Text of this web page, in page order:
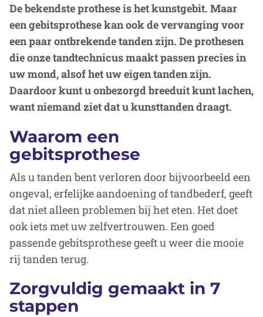
De bekendste prothese is het kunstgebit. Maar
een gebitsprothese kan ook de vervanging voor
een paar ontbrekende tanden zijn. De prothesen
die onze tandtechnicus maakt passen precies in
uw mond, alsof het uw eigen tanden zijn.
Daardoor kunt u onbezorgd breeduit kunt lachen,
want niemand ziet dat u kunsttanden draagt.
Waarom een
gebitsprothese
Als u tanden bent verloren door bijvoorbeeld een
ongeval, erfelijke aandoening of tandbederf, geeft
dat niet alleen problemen bij het eten. Het doet
ook iets met uw zelfvertrouwen. Een goed
passende gebitsprothese geeft u weer die mooie
rij tanden terug.
Zorgvuldig gemaakt in 7
stappen